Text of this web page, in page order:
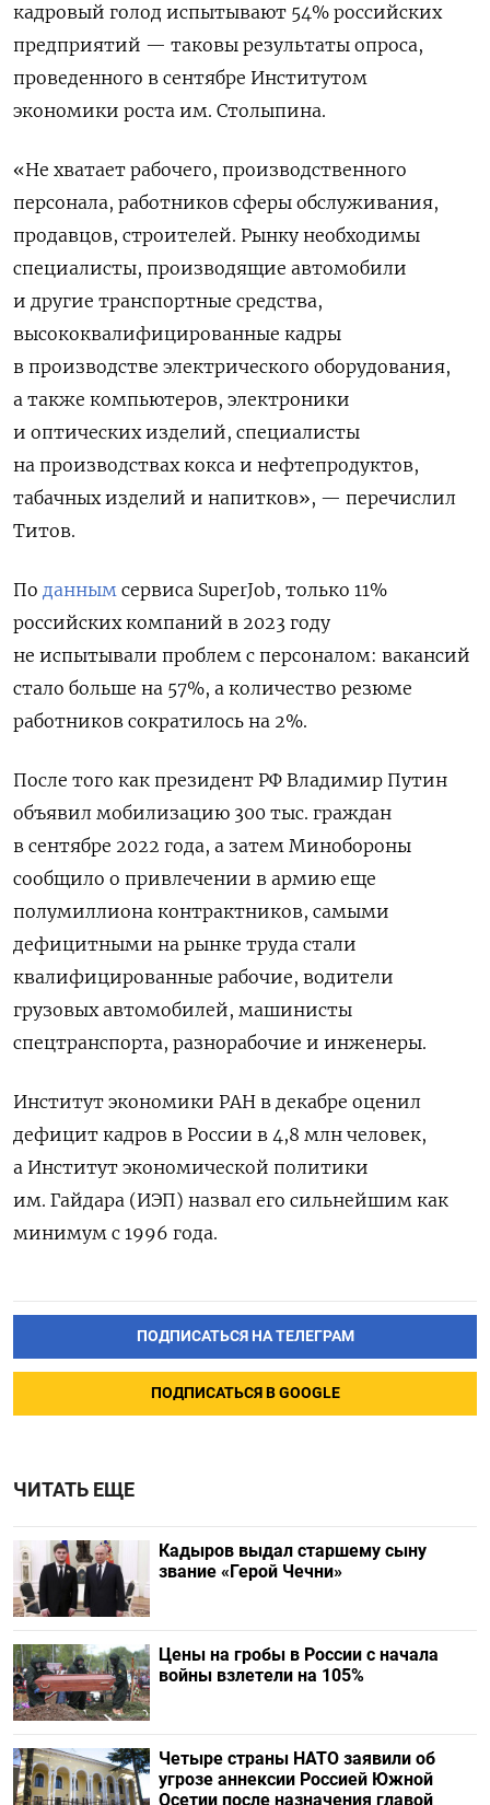
кадровый голод испытывают 54% российских
предприятий — таковы результаты опроса,
проведенного в сентябре Институтом
экономики роста им. Столыпина.
«Не хватает рабочего, производственного
персонала, работников сферы обслуживания,
продавцов, строителей. Рынку необходимы
специалисты, производящие автомобили
и другие транспортные средства,
высококвалифицированные кадры
в производстве электрического оборудования,
а также компьютеров, электроники
и оптических изделий, специалисты
на производствах кокса и нефтепродуктов,
табачных изделий и напитков», — перечислил
Титов.
По данным сервиса SuperJob, только 11%
российских компаний в 2023 году
не испытывали проблем с персоналом: вакансий
стало больше на 57%, а количество резюме
работников сократилось на 2%.
После того как президент РФ Владимир Путин
объявил мобилизацию 300 тыс. граждан
в сентябре 2022 года, а затем Минобороны
сообщило о привлечении в армию еще
полумиллиона контрактников, самыми
дефицитными на рынке труда стали
квалифицированные рабочие, водители
грузовых автомобилей, машинисты
спецтранспорта, разнорабочие и инженеры.
Институт экономики РАН в декабре оценил
дефицит кадров в России в 4,8 млн человек,
а Институт экономической политики
им. Гайдара (ИЭП) назвал его сильнейшим как
минимум с 1996 года.
ПОДПИСАТЬСЯ НА ТЕЛЕГРАМ
ПОДПИСАТЬСЯ В GOOGLE
ЧИТАТЬ ЕЩЕ
Кадыров выдал старшему сыну
звание «Герой Чечни»
Цены на гробы в России с начала
войны взлетели на 105%
Четыре страны НАТО заявили об
угрозе аннексии Россией Южной
Осетии после назначения главой